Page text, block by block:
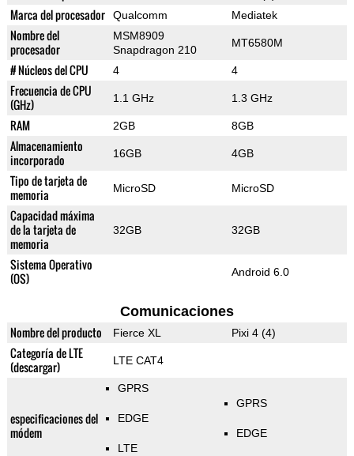
Marca del procesador Qualcomm Mediatek
Nombre del
procesador
MSM8909
Snapdragon 210
MT6580M
# Núcleos del CPU 4 4
Frecuencia de CPU
(GHz)
1.1 GHz 1.3 GHz
RAM 2GB 8GB
Almacenamiento
incorporado
16GB 4GB
Tipo de tarjeta de
memoria
MicroSD MicroSD
Capacidad máxima
de la tarjeta de
memoria
32GB 32GB
Sistema Operativo
(OS)
Android 6.0
Comunicaciones
Nombre del producto Fierce XL Pixi 4 (4)
Categoría de LTE
(descargar)
LTE CAT4
especificaciones del
módem
GPRS
EDGE
LTE
GPRS
EDGE